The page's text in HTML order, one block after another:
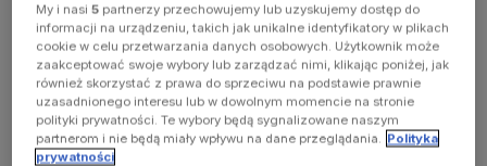
occurred
(see the
browser
My i nasi5 partnerzy przechowujemy lub uzyskujemy dostęp do
informacji na urządzeniu, takich jak unikalne identyfikatory w plikach
cookie w celu przetwarzania danych osobowych. Użytkownik może
zaakceptować swoje wybory lub zarządzać nimi, klikając poniżej, jak
również skorzystać z prawa do sprzeciwu na podstawie prawnie
uzasadnionego interesu lub w dowolnym momencie na stronie
polityki prywatności. Te wybory będą sygnalizowane naszym
partnerom i nie będą miały wpływu na dane przeglądania. Polityka
prywatności